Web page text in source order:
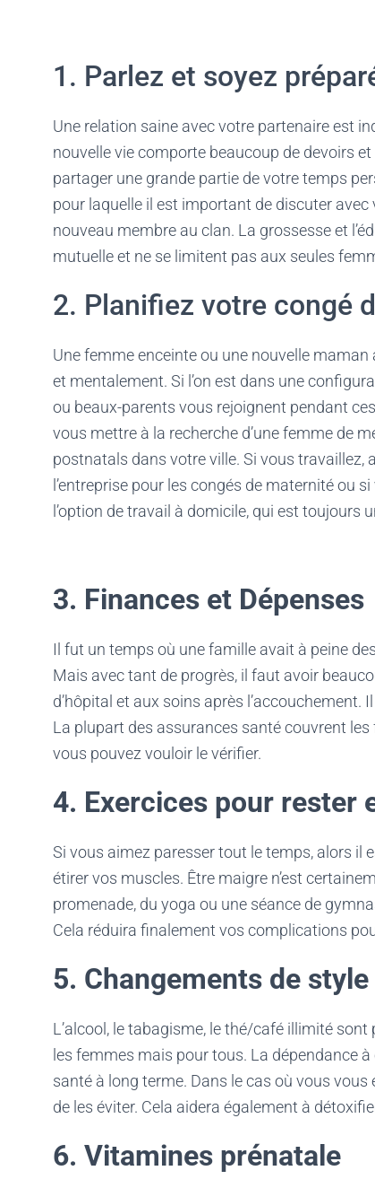
1. Parlez et soyez
Une relation saine avec votre partenaire est
nouvelle vie comporte beaucoup de devoirs
partager une grande partie de votre temps
pour laquelle il est important de discuter
nouveau membre au clan. La grossesse et
mutuelle et ne se limitent pas aux seules
2. Planifiez votre congé
Une femme enceinte ou une nouvelle
et mentalement. Si l’on est dans une
ou beaux-parents vous rejoignent pendant
vous mettre à la recherche d’une femme de
postnatals dans votre ville. Si vous travaillez,
l’entreprise pour les congés de maternité ou
l’option de travail à domicile, qui est toujours
3. Finances et Dépenses
Il fut un temps où une famille avait à peine
Mais avec tant de progrès, il faut avoir
d’hôpital et aux soins après l’accouchement.
La plupart des assurances santé couvrent
vous pouvez vouloir le vérifier.
4. Exercices pour rester
Si vous aimez paresser tout le temps, alors
étirer vos muscles. Être maigre n’est
promenade, du yoga ou une séance de
Cela réduira finalement vos complications
5. Changements de
L’alcool, le tabagisme, le thé/café illimité
les femmes mais pour tous. La dépendance
santé à long terme. Dans le cas où vous vous
de les éviter. Cela aidera également à
6. Vitamines prénatale